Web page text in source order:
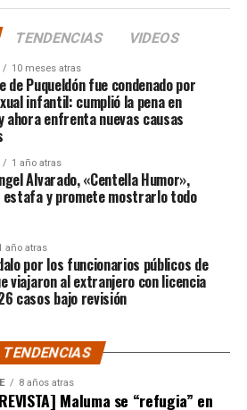
creces. De hecho, el último
reveló la suma total de
el excedente de casi $200
para los costos médicos
del Elevidys «porque los 3.500
el frasco del fármaco y no los
con los tres meses del
a Meganonoticias.cl
damos curso a una solicitud
con exactitud pero que un
de la gente, se puede ver
el hecho de que esos casi
para Dante Jara, el
cuyo padecimiento es el mismo
fuera poco, su padre, Fernando,
de Arica a Santiago para
TENDENCIAS VIDEOS
10 meses atras
de Puqueldón fue condenado por
infantil: cumplió la pena en
ahora enfrenta nuevas causas
1 año atras
Alvarado, «Centella Humor»,
estafa y promete mostrarlo todo
año atras
por los funcionarios públicos de
viajaron al extranjero con licencia
casos bajo revisión
TENDENCIAS
8 años atras
Maluma se “refugia” en